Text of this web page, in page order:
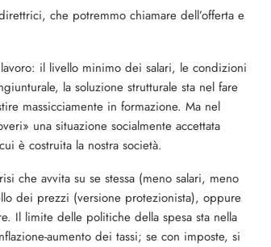
che potremmo chiamare dell’offerta e
il livello minimo dei salari, le condizioni
la soluzione strutturale sta nel fare
massic­ciamente in formazione. Ma nel
una situazione social­mente accettata
è costruita la nostra società.
che avvita su se stessa (meno sa­lari, meno
dei prezzi (versione prote­zionista), oppure
Il limite delle politiche della spesa sta nella
aumento dei tassi; se con im­poste, si